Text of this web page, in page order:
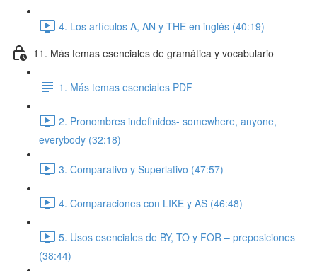
4. Los artículos A, AN y THE en inglés (40:19)
11. Más temas esenciales de gramática y vocabulario
1. Más temas esenciales PDF
2. Pronombres indefinidos- somewhere, anyone,
everybody (32:18)
3. Comparativo y Superlativo (47:57)
4. Comparaciones con LIKE y AS (46:48)
5. Usos esenciales de BY, TO y FOR – preposiciones
(38:44)